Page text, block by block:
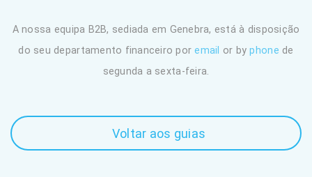
A nossa equipa B2B, sediada em Genebra, está à disposição
do seu departamento financeiro poremail or byphone de
segunda a sexta-feira.
Voltar aos guias